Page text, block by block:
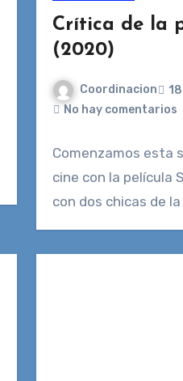
Crítica de la
(2020)
Coordinacion
No hay comentarios
Comenzamos esta
cine con la película
con dos chicas de